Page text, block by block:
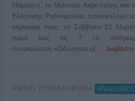
Μαρτίου), το Μουσείο Ακρόπολης και
Ελληνικής Ραδιοφωνίας προσκαλούν
ακροατές τους, το Σάββατο 21
πρωί έως τις 7 το
συνακρόαση «Οδύσσεια εξ …
ΑΝΗΚΕΙ ΣΤΗΝ ΚΑΤΗΓΟΡΙΑ: